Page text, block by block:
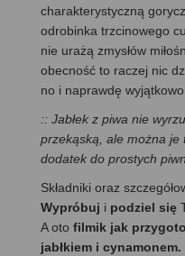
charakterystyczną
odrobinka trzcinowego
nie urażą zmysłów
obecność to raczej nic
no i naprawdę
:: Jabłek z piwa nie
przekąską, ale można je
dodatek do prostych
Składniki oraz
Wypróbuj i podziel się
A oto filmik jak
jabłkiem i